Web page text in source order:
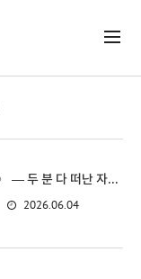
〈두 교황(The Two Popes)〉 — 두 분 다 떠난 자리에서, 비로소 들리는 화음
2026.06.04